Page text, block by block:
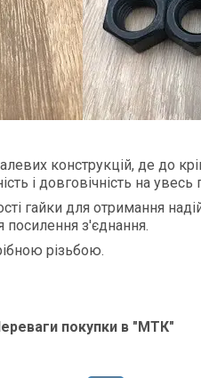
конструкцій, де до
і довговічність на увесь
гайки для отримання
з'єднання.
різьбою.
покупки в "МТК"